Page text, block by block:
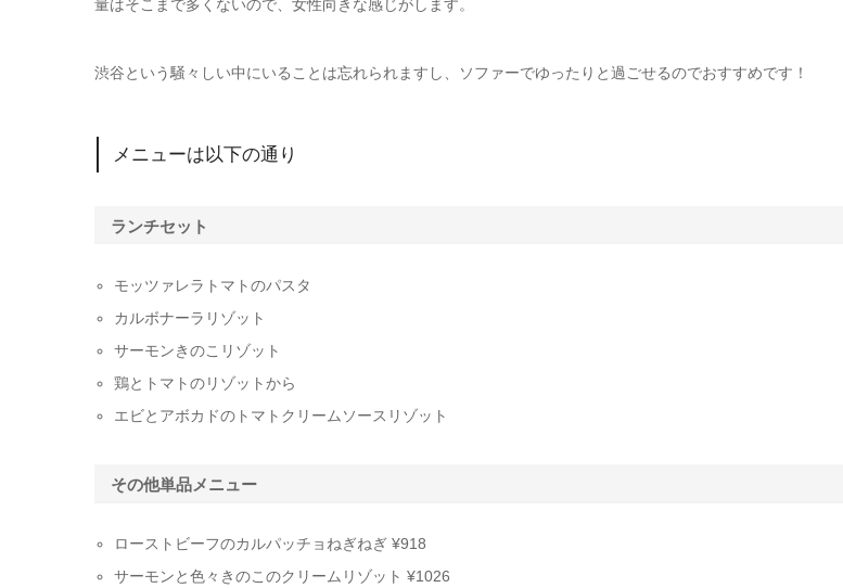
量はそこまで多くないので、女性向きな感じがします。
渋谷という騒々しい中にいることは忘れられますし、ソファーでゆったりと過ごせるのでおすすめです！
メニューは以下の通り
ランチセット
モッツァレラトマトのパスタ
カルボナーラリゾット
サーモンきのこリゾット
鶏とトマトのリゾットから
エビとアボカドのトマトクリームソースリゾット
その他単品メニュー
ローストビーフのカルパッチョねぎねぎ ¥918
サーモンと色々きのこのクリームリゾット ¥1026